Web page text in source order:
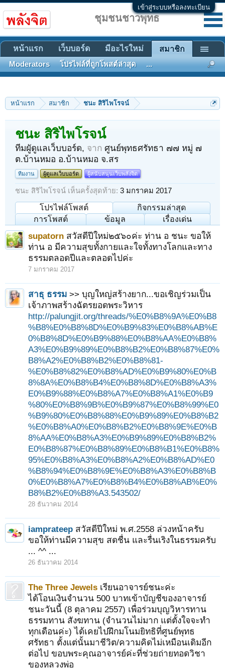
เข้าสู่ระบบหรือลงทะเบียน
หน้าแรก สมาชิก ชนะ สิริไพโรจน์
ชนะ สิริไพโรจน์
ทีมผูัดูแลเว็บบอร์ด, จาก ศูนย์พุทธศรัทธา ๗๗ หมู่ ๗
ต.บ้านหมอ อ.บ้านหมอ จ.สร
ทีมงาน ผู้ดูแลเว็บบอร์ด ผู้สนับสนุนเว็บพลังจิต
ชนะ สิริไพโรจน์ เห็นครั้งสุดท้าย: 3 มกราคม 2017
โปรไฟล์โพสต์
กิจกรรมล่าสุด
การโพสต์
ข้อมูล เรื่องเด่น
supatorn สวัสดีปีใหม่๒๕๖๐ค่ะ ท่าน อ ชนะ ขอให้
ท่าน อ มีความสุขทั้งกายและใจทั้งทางโลกและทาง
ธรรมตลอดปีและตลอดไปค่ะ
7 มกราคม 2017
สาธุ ธรรม >> บุญใหญ่สร้างยาก...ขอเชิญร่วมเป็น
เจ้าภาพสร้างฉัตรยอดพระวิหาร
http://palungjit.org/threads/%E0%B8%9A%E0%B8
%B8%E0%B8%8D%E0%B9%83%E0%B8%AB%E
0%B8%8D%E0%B9%88%E0%B8%AA%E0%B8%
A3%E0%B9%89%E0%B8%B2%E0%B8%87%E0%
B8%A2%E0%B8%B2%E0%B8%81-
%E0%B8%82%E0%B8%AD%E0%B9%80%E0%B
8%8A%E0%B8%B4%E0%B8%8D%E0%B8%A3%
E0%B9%88%E0%B8%A7%E0%B8%A1%E0%B9
%80%E0%B8%9B%E0%B9%87%E0%B8%99%E0
%B9%80%E0%B8%88%E0%B9%89%E0%B8%B2
%E0%B8%A0%E0%B8%B2%E0%B8%9E%E0%B
8%AA%E0%B8%A3%E0%B9%89%E0%B8%B2%
E0%B8%87%E0%B8%89%E0%B8%B1%E0%B8%
95%E0%B8%A3%E0%B8%A2%E0%B8%AD%E0
%B8%94%E0%B8%9E%E0%B8%A3%E0%B8%B
0%E0%B8%A7%E0%B8%B4%E0%B8%AB%E0%
B8%B2%E0%B8%A3.543502/
28 ธันวาคม 2014
iamprateep สวัสดีปีใหม่ พ.ศ.2558 ล่วงหน้าครับ
ขอให้ท่านมีความสุข สดชื่น และรื่นเริงในธรรมครับ
... ^^ ...
26 ธันวาคม 2014
The Three Jewels เรียนอาจารย์ชนะค่ะ
ได้โอนเงินจำนวน 500 บาทเข้าบัญชีของอาจารย์
ชนะวันนี้ (8 ตุลาคม 2557) เพื่อร่วมบุญวิหารทาน
ธรรมทาน สังฆทาน (จำนวนไม่มาก แต่ตั้งใจจะทำ
ทุกเดือนค่ะ) ได้เคยไปฝึกมโนมยิทธิที่ศูนย์พุทธ
ศรัทธา ตั้งแต่นั้นมาชีวิต/ความคิดไม่เหมือนเดิมอีก
ต่อไป ขอบพระคุณอาจารย์ค่ะที่ช่วยถ่ายทอดวิชา
ของหลวงพ่อ
ชุมชนชาวพุทธ
หน้าแรก เว็บบอร์ด มีอะไรใหม่ สมาชิก
Moderators โปรไฟล์ที่ถูกโพสต์ล่าสุด ...